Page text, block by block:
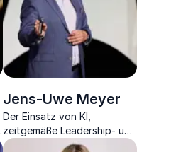
Jens-Uwe Meyer
Der Einsatz von KI,
zeitgemäße Leadership- und
Change-Konzepte sind die